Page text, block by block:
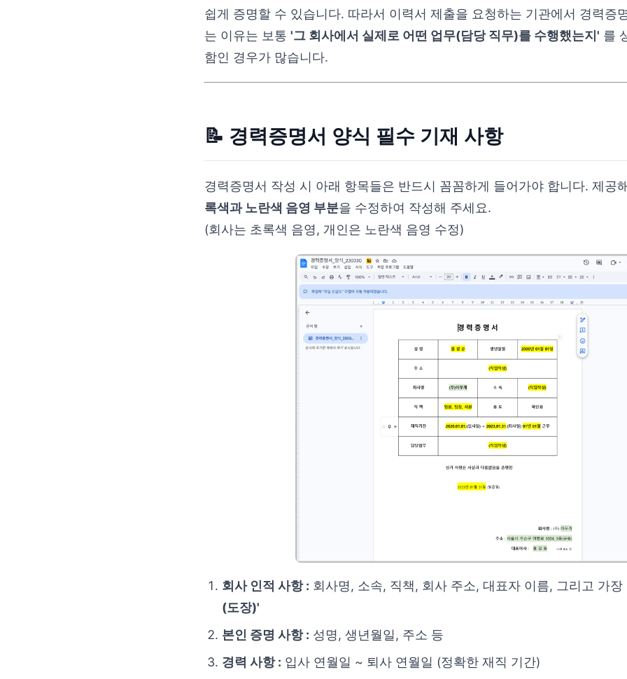
쉽게 증명할 수 있습니다. 따라서 이력서 제출을 요청하는 기관에서 경력증
는 이유는 보통 '그 회사에서 실제로 어떤 업무(담당 직무)를 수행했는지' 를
함인 경우가 많습니다.
📝 경력증명서 양식 필수 기재 사항
경력증명서 작성 시 아래 항목들은 반드시 꼼꼼하게 들어가야 합니다. 제공
록색과 노란색 음영 부분을 수정하여 작성해 주세요.
(회사는 초록색 음영, 개인은 노란색 음영 수정)
회사 인적 사항 : 회사명, 소속, 직책, 회사 주소, 대표자 이름, 그리고 가장
(도장)'
본인 증명 사항 : 성명, 생년월일, 주소 등
경력 사항 : 입사 연월일 ~ 퇴사 연월일 (정확한 재직 기간)